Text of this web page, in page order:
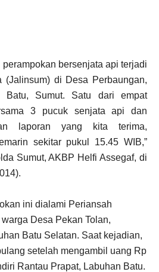
bersenjata api terjadi
(Jalinsum) di Desa Perbaungan,
Batu, Sumut. Satu dari empat
3 pucuk senjata api dan
laporan yang kita terima,
sekitar pukul 15.45 WIB,”
Sumut, AKBP Helfi Assegaf, di
ini dialami Periansah
Desa Pekan Tolan,
Batu Selatan. Saat kejadian,
setelah mengambil uang Rp
Rantau Prapat, Labuhan Batu.